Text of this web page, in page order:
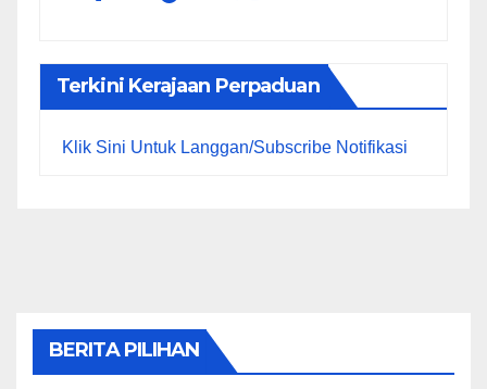
Terkini Kerajaan Perpaduan
Klik Sini Untuk Langgan/Subscribe Notifikasi
BERITA PILIHAN